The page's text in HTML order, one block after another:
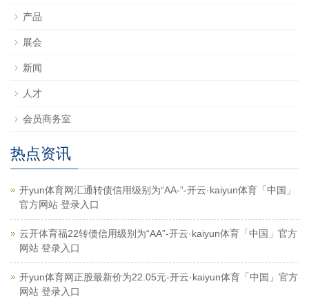
产品
展会
新闻
人才
会员商务室
热点资讯
开yun体育网汇通转债信用级别为“AA-”-开云·kaiyun体育「中国」
官方网站 登录入口
云开体育福22转债信用级别为“AA”-开云·kaiyun体育「中国」官方
网站 登录入口
开yun体育网正股最新价为22.05元-开云·kaiyun体育「中国」官方
网站 登录入口